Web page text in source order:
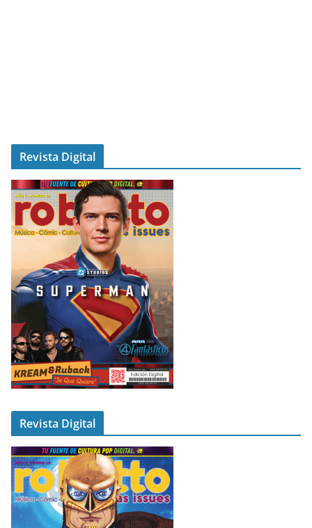
Revista Digital
Revista Digital